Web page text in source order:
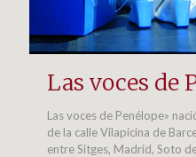
Las voces de
Las voces de Penélope»
de la calle Vilapicina de
entre Sitges, Madrid, Soto